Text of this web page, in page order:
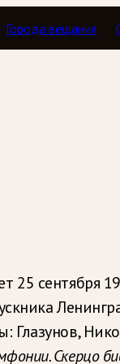
Города вещания
сентября
Скерцо